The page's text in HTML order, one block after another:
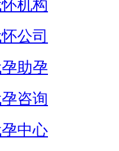
机构
公司
助孕
咨询
中心